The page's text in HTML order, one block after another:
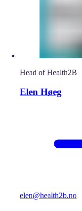
Head of Health2B
Elen Høeg
elen@health2b.no